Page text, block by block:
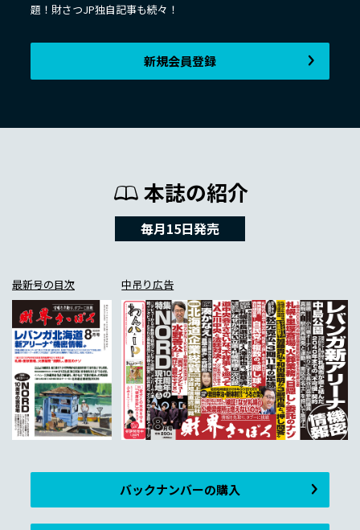
題！財さつJP独自記事も続々！
新規会員登録
本誌の紹介
毎月15日発売
最新号の目次 中吊り広告
バックナンバーの購入